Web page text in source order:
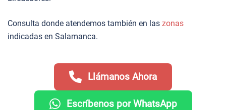
Consulta donde atendemos también en las zonas
indicadas en Salamanca.
Llámanos Ahora
Escríbenos por WhatsApp